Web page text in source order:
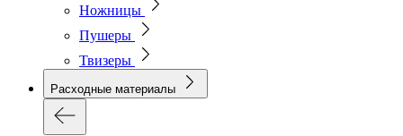
Ножницы
Пушеры
Твизеры
Расходные материалы